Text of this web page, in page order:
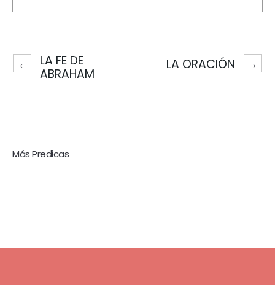
LA FE DE
ABRAHAM
LA ORACIÓN
Más Predicas